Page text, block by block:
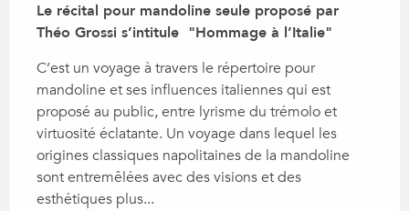
Le récital pour mandoline seule proposé par
Théo Grossi s’intitule  "Hommage à l’Italie"
C’est un voyage à travers le répertoire pour
mandoline et ses influences italiennes qui est
proposé au public, entre lyrisme du trémolo et
virtuosité éclatante. Un voyage dans lequel les
origines classiques napolitaines de la mandoline
sont entremêlées avec des visions et des
esthétiques plus...